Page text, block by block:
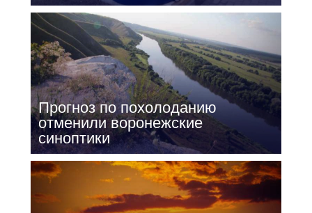
Прогноз по похолоданию
отменили воронежские
синоптики